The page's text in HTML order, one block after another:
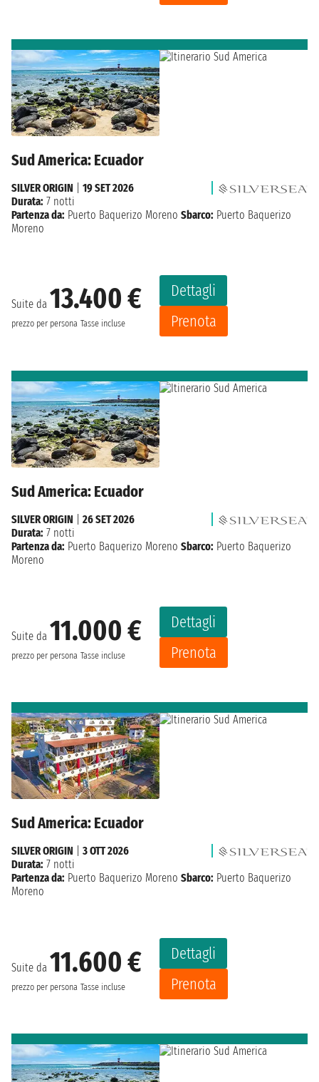
Sud America: Ecuador
Suite da 13.400 €
prezzo per persona Tasse incluse
Dettagli
Prenota
SILVER ORIGIN
19 SET 2026
Durata: 7 notti
Partenza da: Puerto Baquerizo Moreno Sbarco: Puerto Baquerizo
Moreno
Sud America: Ecuador
Suite da 11.000 €
prezzo per persona Tasse incluse
Dettagli
Prenota
SILVER ORIGIN
26 SET 2026
Durata: 7 notti
Partenza da: Puerto Baquerizo Moreno Sbarco: Puerto Baquerizo
Moreno
Sud America: Ecuador
Suite da 11.600 €
prezzo per persona Tasse incluse
Dettagli
Prenota
SILVER ORIGIN
3 OTT 2026
Durata: 7 notti
Partenza da: Puerto Baquerizo Moreno Sbarco: Puerto Baquerizo
Moreno